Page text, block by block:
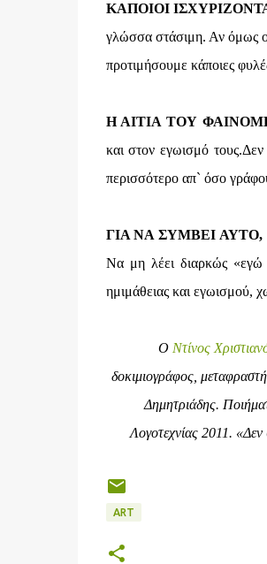
ΚΑΠΟΙΟΙ
γλώσσα στάσιμη. Αν όμως ο
προτιμήσουμε κάποιες
Η ΑΙΤΙΑ ΤΟΥ
και στον εγωισμό
περισσότερο απ` όσο
ΓΙΑ ΝΑ ΣΥΜΒΕΙ
Να μη λέει διαρκώς
ημιμάθειας και εγωισμού,
Ο Ντίνος
δοκιμιογράφος,
Δημητριάδης.
Λογοτεχνίας 2011.
ART